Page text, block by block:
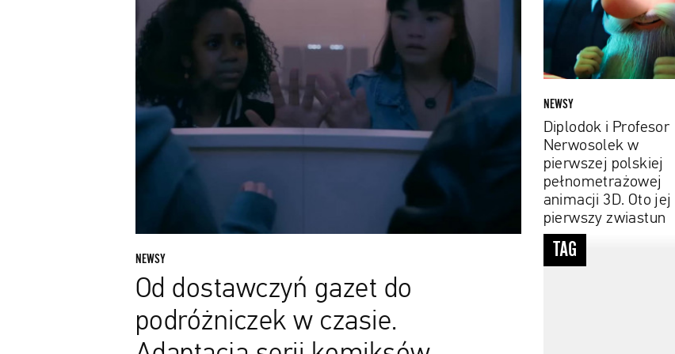
podróżniczek
serii
komiksów
Girls”
NEWSY
Od dostawczyń gazet do
podróżniczek w czasie.
Nerwosolek
pełnometrażowej
animacji
3D.
Oto
jej
pierwszy
zwiastun
NEWSY
Diplodok i Profesor
Nerwosolek w
pierwszej polskiej
pełnometrażowej
animacji 3D. Oto jej
pierwszy zwiastun
#Oscar
TAG